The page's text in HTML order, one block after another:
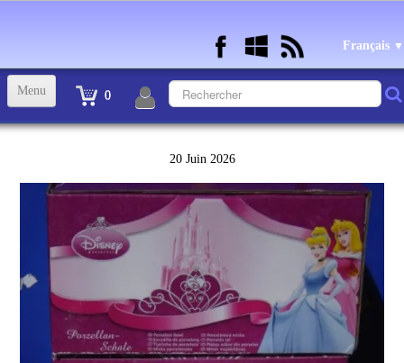
Français ▼
0
Menu
STATUETTES BD RESINE et PLOMB ▼
ANDRE FRANQUIN OBJETS ET VETEMENTS
BECASSINE OU BETTY BOOP OBJETS ET VETEMENTS ▼
TEX AVERY OBJETS ET VETEMENTS▼
20 Juin 2026